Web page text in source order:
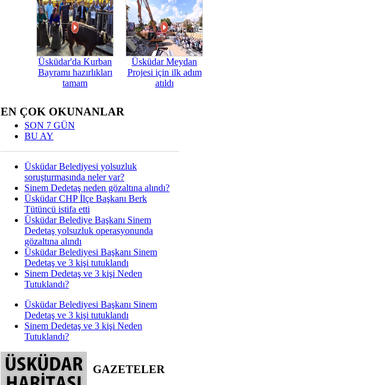
Üsküdar'da Kurban
Bayramı hazırlıkları
tamam
Üsküdar Meydan
Projesi için ilk adım
atıldı
EN ÇOK OKUNANLAR
SON 7 GÜN
BU AY
Üsküdar Belediyesi yolsuzluk
soruşturmasında neler var?
Sinem Dedetaş neden gözaltına alındı?
Üsküdar CHP İlçe Başkanı Berk
Tütüncü istifa etti
Üsküdar Belediye Başkanı Sinem
Dedetaş yolsuzluk operasyonunda
gözaltına alındı
Üsküdar Belediyesi Başkanı Sinem
Dedetaş ve 3 kişi tutuklandı
Sinem Dedetaş ve 3 kişi Neden
Tutuklandı?
Üsküdar Belediyesi Başkanı Sinem
Dedetaş ve 3 kişi tutuklandı
Sinem Dedetaş ve 3 kişi Neden
Tutuklandı?
GAZETELER